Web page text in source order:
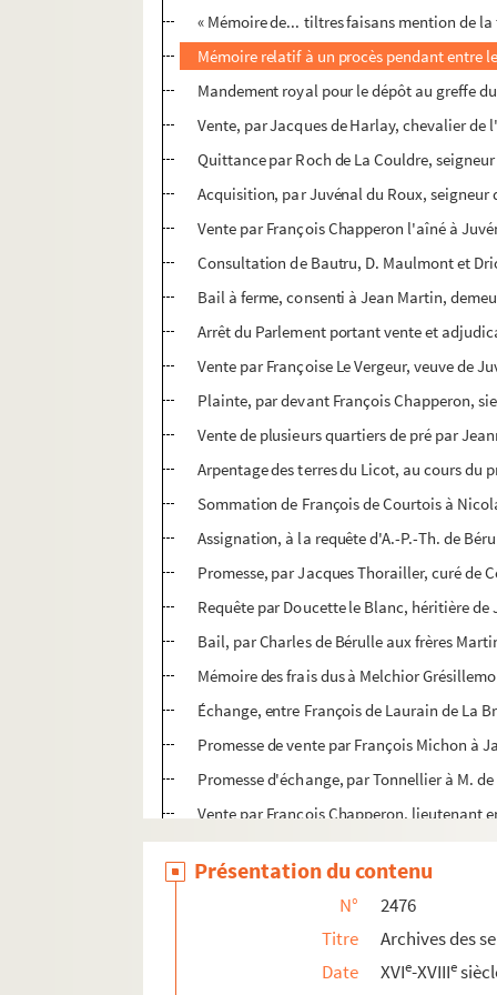
« Mémoire de... tiltres faisans mention de
Mémoire relatif à un procès pendant entre
Mandement royal pour le dépôt au greffe
Vente, par Jacques de Harlay, chevalier
Quittance par Roch de La Couldre,
Acquisition, par Juvénal du Roux, seigneur
Vente par François Chapperon l'aîné à
Consultation de Bautru, D. Maulmont et
Bail à ferme, consenti à Jean Martin,
Arrêt du Parlement portant vente et
Vente par Françoise Le Vergeur, veuve de
Plainte, par devant François Chapperon,
Vente de plusieurs quartiers de pré par
Arpentage des terres du Licot, au cours
Sommation de François de Courtois à
Assignation, à la requête d'A.-P.-Th. de
Promesse, par Jacques Thorailler, curé de
Requête par Doucette le Blanc, héritière
Bail, par Charles de Bérulle aux frères
Mémoire des frais dus à Melchior
Échange, entre François de Laurain de La
Promesse de vente par François Michon à
Promesse d'échange, par Tonnellier à M.
Vente par François Chapperon, lieutenant
Registre original de Gaudin, notaire et
Vente par Guillaume Forgeot, « soldat
Remise et transport par Charles Martin,
Exploit signifié, à la requête de Gabrielle
Procès-verbal de mesure et arpentage du
Présentation du contenu
N°
2476
Titre
Archives des
Date
XVIe-XVIIIe